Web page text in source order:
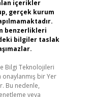
içerikler
gerçek kurum
benzerlikleri
bilgiler taslak
Bilgi Teknolojileri
onaylanmış bir Yer
Bu nedenle,
veya